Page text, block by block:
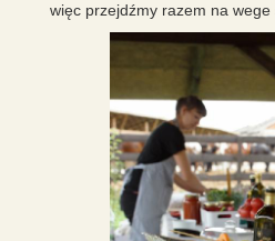
więc przejdźmy razem na